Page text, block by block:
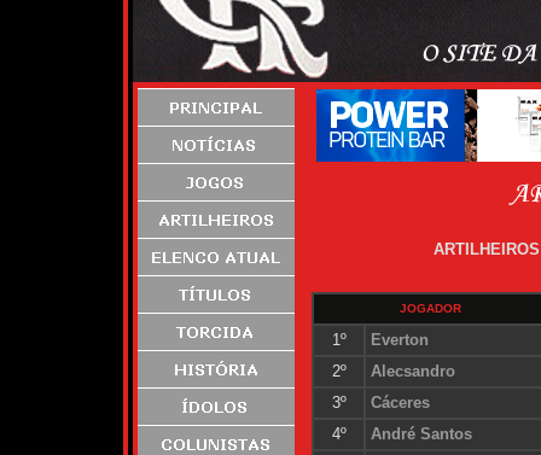
JOGADOR
1º
Everton
2º
Alecsandro
3º
Cáceres
4º
André Santos